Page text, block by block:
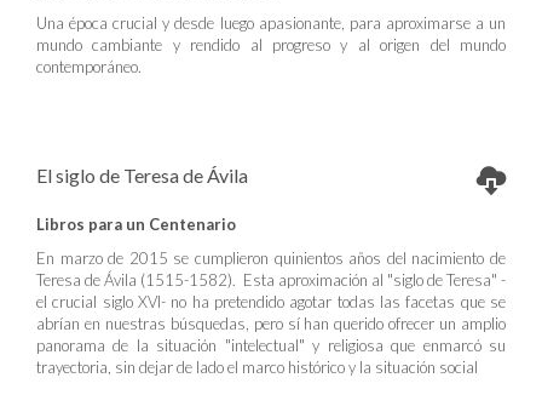
Una época crucial y desde luego apasionante, para aproximarse a un
mundo cambiante y rendido al progreso y al origen del mundo
contemporáneo.
El siglo de Teresa de Ávila
Libros para un Centenario
En marzo de 2015 se cumplieron quinientos años del nacimiento de
Teresa de Ávila (1515-1582). Esta aproximación al "siglo de Teresa" -
el crucial siglo XVI- no ha pretendido agotar todas las facetas que se
abrían en nuestras búsquedas, pero sí han querido ofrecer un amplio
panorama de la situación "intelectual" y religiosa que enmarcó su
trayectoria, sin dejar de lado el marco histórico y la situación social